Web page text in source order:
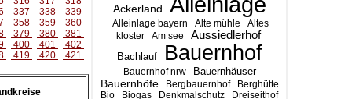
Ackerland
Alleinlage bayern Alte mühle
Altes
kloster
Am see Aussiedlerhof
Bachlauf Bauernhof
Bauernhof nrw Bauernhäuser
Bauernhöfe Bergbauernhof
Berghütte
Bio
Biogas Denkmalschutz Dreiseithof
337 338
339
358 359
360
379 380
381
400 401
402
419 420 421